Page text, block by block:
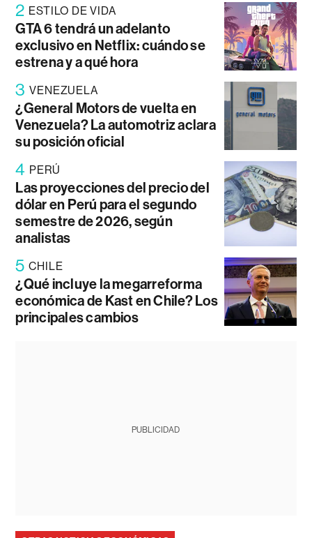
2 ESTILO DE VIDA
GTA 6 tendrá un adelanto
exclusivo en Netflix: cuándo se
estrena y a qué hora
3 VENEZUELA
¿General Motors de vuelta en
Venezuela? La automotriz aclara
su posición oficial
4 PERÚ
Las proyecciones del precio del
dólar en Perú para el segundo
semestre de 2026, según
analistas
5 CHILE
¿Qué incluye la megarreforma
económica de Kast en Chile? Los
principales cambios
PUBLICIDAD